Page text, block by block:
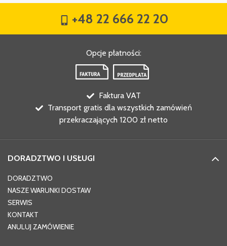
+48 22 666 22 20
Opcje płatności:
Faktura VAT
Transport gratis dla wszystkich zamówień
przekraczających 1200 zł netto
DORADZTWO I USŁUGI
DORADZTWO
NASZE WARUNKI DOSTAW
SERWIS
KONTAKT
ANULUJ ZAMÓWIENIE